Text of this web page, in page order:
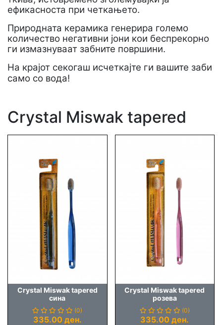
ефикасноста при четкањето.
Природната керамика генерира големо
количество негативни јони кои беспрекорно
ги измазнуваат забните површини.
На крајот секогаш исчеткајте ги вашите заби
само со вода!
Crystal Miswak tapered
Crystal Miswak tapered
сина
(0)
335.00 ден.
Crystal Miswak tapered
розева
(0)
335.00 ден.